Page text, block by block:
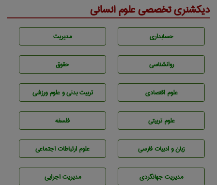
دیکشنری تخصصی علوم انسانی
حسابداری مديريت
روانشناسی حقوق
علوم اقتصادی تربيت بدنی و علوم ورزشی
علوم تربيتی فلسفه
زبان و ادبيات فارسی علوم ارتباطات اجتماعی
مديريت جهانگردی مديريت اجرايی